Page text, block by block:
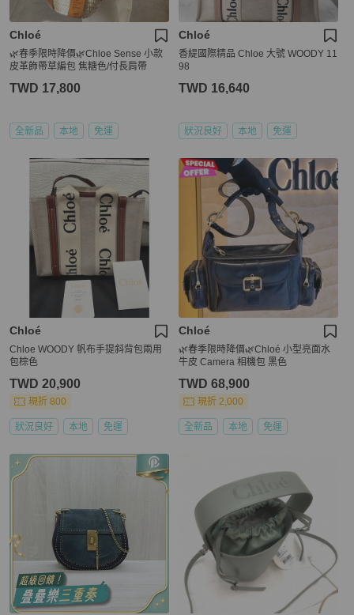
Chloé
🌿春季限時降價🌿Chloe Sense 小款
皮革飾帶草編包 焦糖色/付長肩帶
TWD 17,800
全新品 本地 免運
Chloé
香緹國際精品 Chloe 大號 WOODY 11
98
TWD 16,640
狀況良好 本地 免運
Chloé
Chloe WOODY 帆布手提斜背包兩用
包棕色
TWD 20,900
現折 800
狀況良好 本地 免運
Chloé
🌿春季限時降價🌿Chloé 小型亮面水
牛皮 Camera 相機包 黑色
TWD 68,900
現折 2,000
全新品 本地 免運